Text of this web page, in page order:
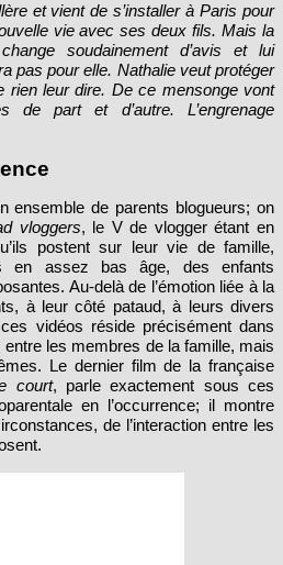
et vient de s’installer à Paris pour
vie avec ses deux fils. Mais la
soudainement d’avis et lui
pas pour elle. Nathalie veut protéger
rien leur dire. De ce mensonge vont
de part et d’autre. L’engrenage
ensemble de parents blogueurs; on
vloggers, le V de vlogger étant en
postent sur leur vie de famille,
en assez bas âge, des enfants
Au-delà de l’émotion liée à la
à leur côté pataud, à leurs divers
vidéos réside précisément dans
les membres de la famille, mais
Le dernier film de la française
court, parle exactement sous ces
en l’occurrence; il montre
de l’interaction entre les